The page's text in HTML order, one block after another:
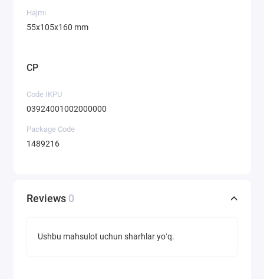
Hajmi
55x105x160 mm
CP
Code IKPU
03924001002000000
Package Code
1489216
Reviews 0
Ushbu mahsulot uchun sharhlar yoʻq.